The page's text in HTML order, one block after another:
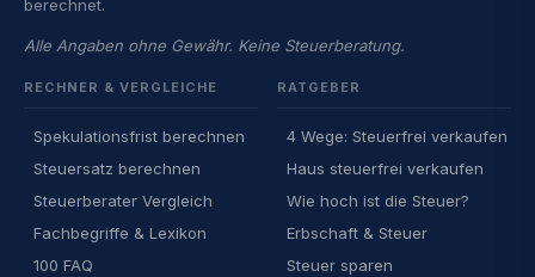
berechnet.
Alle Angaben ohne Gewähr. Keine Steuerberatung.
RECHNER & VERGLEICHE
Spekulationsfrist berechnen
Steuersatz berechnen
Steuerberater Vergleich
Fachbegriffe & Lexikon
100 FAQ
RATGEBER
4 Wege: Steuerfrei verkaufen
Haus steuerfrei verkaufen
Wie hoch ist die Steuer?
Erbschaft & Steuer
Steuer sparen